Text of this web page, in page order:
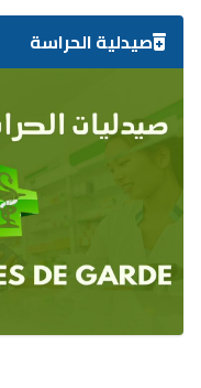
صيدلية الحراسة